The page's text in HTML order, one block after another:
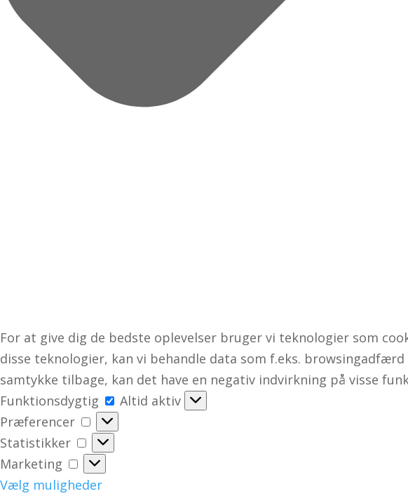
For at give dig de bedste oplevelser bruger vi teknologier som
disse teknologier, kan vi behandle data som f.eks.
samtykke tilbage, kan det have en negativ indvirkning på visse
Funktionsdygtig
Funktionsdygtig
Altid aktiv
Præferencer
Præferencer
Statistikker
Statistikker
Marketing
Marketing
Vælg muligheder